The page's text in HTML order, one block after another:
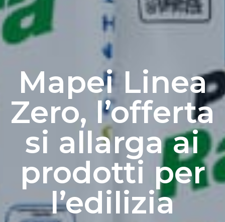
Mapei Linea
Zero, l’offerta
si allarga ai
prodotti per
l’edilizia